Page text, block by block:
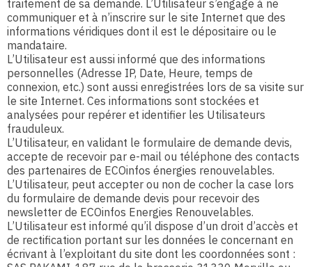
traitement de sa demande. L’Utilisateur s’engage à ne
communiquer et à n’inscrire sur le site Internet que des
informations véridiques dont il est le dépositaire ou le
mandataire.
L’Utilisateur est aussi informé que des informations
personnelles (Adresse IP, Date, Heure, temps de
connexion, etc.) sont aussi enregistrées lors de sa visite sur
le site Internet. Ces informations sont stockées et
analysées pour repérer et identifier les Utilisateurs
frauduleux.
L’Utilisateur, en validant le formulaire de demande devis,
accepte de recevoir par e-mail ou téléphone des contacts
des partenaires de ECOinfos énergies renouvelables.
L’Utilisateur, peut accepter ou non de cocher la case lors
du formulaire de demande devis pour recevoir des
newsletter de ECOinfos Energies Renouvelables.
L’Utilisateur est informé qu’il dispose d’un droit d’accès et
de rectification portant sur les données le concernant en
écrivant à l’exploitant du site dont les coordonnées sont :